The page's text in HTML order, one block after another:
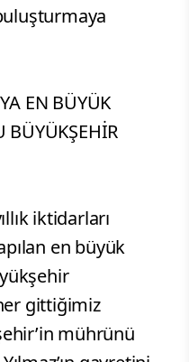
EN BÜYÜK
BÜYÜKŞEHİR
iktidarları
en büyük
gittiğimiz
mührünü